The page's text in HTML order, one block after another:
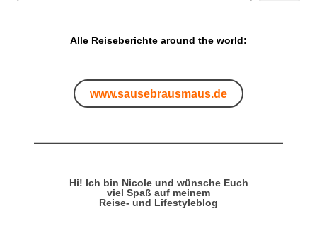
Alle Reiseberichte around the world:
www.sausebrausmaus.de
Hi! Ich bin Nicole und wünsche Euch
viel Spaß auf meinem
Reise- und Lifestyleblog